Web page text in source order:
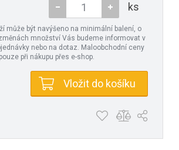
ks
může být navýšeno na minimální balení, o
množství Vás budeme informovat v
nebo na dotaz. Maloobchodní ceny
při nákupu přes e-shop.
Vložit do košíku